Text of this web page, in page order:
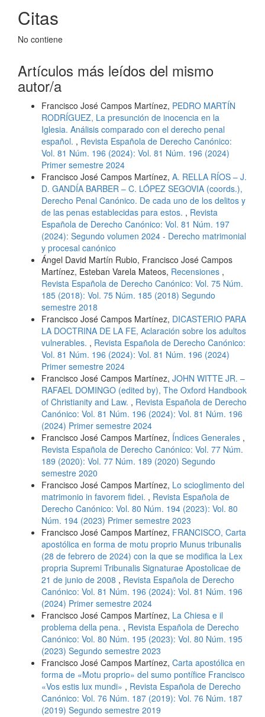
Citas
No contiene
Artículos más leídos del mismo
autor/a
Francisco José Campos Martínez, PEDRO MARTÍN
RODRÍGUEZ, La presunción de inocencia en la
Iglesia. Análisis comparado con el derecho penal
español. , Revista Española de Derecho Canónico:
Vol. 81 Núm. 196 (2024): Vol. 81 Núm. 196 (2024)
Primer semestre 2024
Francisco José Campos Martínez, A. RELLA RÍOS – J.
D. GANDÍA BARBER – C. LÓPEZ SEGOVIA (coords.),
Derecho Penal Canónico. De cada uno de los delitos y
de las penas establecidas para estos. , Revista
Española de Derecho Canónico: Vol. 81 Núm. 197
(2024): Segundo volumen 2024 - Derecho matrimonial
y procesal canónico
Ángel David Martín Rubio, Francisco José Campos
Martínez, Esteban Varela Mateos, Recensiones ,
Revista Española de Derecho Canónico: Vol. 75 Núm.
185 (2018): Vol. 75 Núm. 185 (2018) Segundo
semestre 2018
Francisco José Campos Martínez, DICASTERIO PARA
LA DOCTRINA DE LA FE, Aclaración sobre los adultos
vulnerables. , Revista Española de Derecho Canónico:
Vol. 81 Núm. 196 (2024): Vol. 81 Núm. 196 (2024)
Primer semestre 2024
Francisco José Campos Martínez, JOHN WITTE JR. –
RAFAEL DOMINGO (edited by), The Oxford Handbook
of Christianity and Law. , Revista Española de Derecho
Canónico: Vol. 81 Núm. 196 (2024): Vol. 81 Núm. 196
(2024) Primer semestre 2024
Francisco José Campos Martínez, Índices Generales ,
Revista Española de Derecho Canónico: Vol. 77 Núm.
189 (2020): Vol. 77 Núm. 189 (2020) Segundo
semestre 2020
Francisco José Campos Martínez, Lo scioglimento del
matrimonio in favorem fidei. , Revista Española de
Derecho Canónico: Vol. 80 Núm. 194 (2023): Vol. 80
Núm. 194 (2023) Primer semestre 2023
Francisco José Campos Martínez, FRANCISCO, Carta
apostólica en forma de motu proprio Munus tribunalis
(28 de febrero de 2024) con la que se modifica la Lex
propria Supremi Tribunalis Signaturae Apostolicae de
21 de junio de 2008 , Revista Española de Derecho
Canónico: Vol. 81 Núm. 196 (2024): Vol. 81 Núm. 196
(2024) Primer semestre 2024
Francisco José Campos Martínez, La Chiesa e il
problema della pena. , Revista Española de Derecho
Canónico: Vol. 80 Núm. 195 (2023): Vol. 80 Núm. 195
(2023) Segundo semestre 2023
Francisco José Campos Martínez, Carta apostólica en
forma de «Motu proprio» del sumo pontífice Francisco
«Vos estis lux mundi» , Revista Española de Derecho
Canónico: Vol. 76 Núm. 187 (2019): Vol. 76 Núm. 187
(2019) Segundo semestre 2019